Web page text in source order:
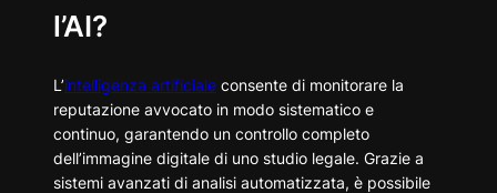
l’AI?
L’intelligenza artificiale consente di monitorare la
reputazione avvocato in modo sistematico e
continuo, garantendo un controllo completo
dell’immagine digitale di uno studio legale. Grazie a
sistemi avanzati di analisi automatizzata, è possibile